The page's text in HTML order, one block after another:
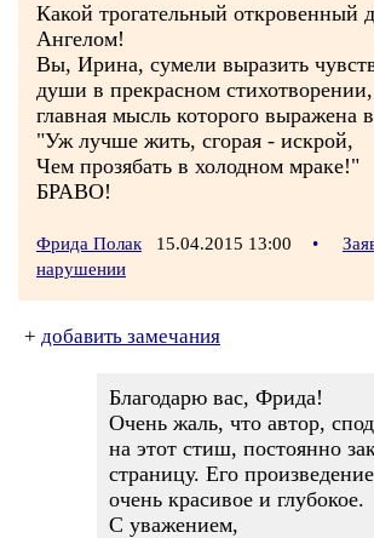
Какой трогательный откровенный
Ангелом!
Вы, Ирина, сумели выразить
души в прекрасном стихотворении,
главная мысль которого выражена
"Уж лучше жить, сгорая - искрой,
Чем прозябать в холодном мраке!"
БРАВО!
Фрида Полак 15.04.2015 13:00 •
нарушении
+ добавить замечания
Благодарю вас, Фрида!
Очень жаль, что автор,
на этот стиш, постоянно
страницу. Его
очень красивое и глубокое.
С уважением,